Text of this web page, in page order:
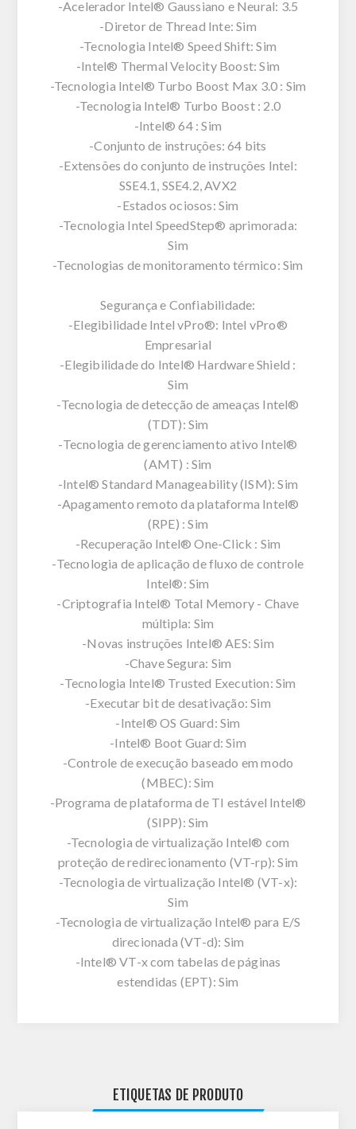
-Acelerador Intel® Gaussiano e Neural: 3.5
-Diretor de Thread Inte: Sim
-Tecnologia Intel® Speed Shift: Sim
-Intel® Thermal Velocity Boost: Sim
-Tecnologia Intel® Turbo Boost Max 3.0 : Sim
-Tecnologia Intel® Turbo Boost : 2.0
-Intel® 64 : Sim
-Conjunto de instruções: 64 bits
-Extensões do conjunto de instruções Intel:
SSE4.1, SSE4.2, AVX2
-Estados ociosos: Sim
-Tecnologia Intel SpeedStep® aprimorada:
Sim
-Tecnologias de monitoramento térmico: Sim
Segurança e Confiabilidade:
-Elegibilidade Intel vPro®: Intel vPro®
Empresarial
-Elegibilidade do Intel® Hardware Shield :
Sim
-Tecnologia de detecção de ameaças Intel®
(TDT): Sim
-Tecnologia de gerenciamento ativo Intel®
(AMT) : Sim
-Intel® Standard Manageability (ISM): Sim
-Apagamento remoto da plataforma Intel®
(RPE) : Sim
-Recuperação Intel® One-Click : Sim
-Tecnologia de aplicação de fluxo de controle
Intel®: Sim
-Criptografia Intel® Total Memory - Chave
múltipla: Sim
-Novas instruções Intel® AES: Sim
-Chave Segura: Sim
-Tecnologia Intel® Trusted Execution: Sim
-Executar bit de desativação: Sim
-Intel® OS Guard: Sim
-Intel® Boot Guard: Sim
-Controle de execução baseado em modo
(MBEC): Sim
-Programa de plataforma de TI estável Intel®
(SIPP): Sim
-Tecnologia de virtualização Intel® com
proteção de redirecionamento (VT-rp): Sim
-Tecnologia de virtualização Intel® (VT-x):
Sim
-Tecnologia de virtualização Intel® para E/S
direcionada (VT-d): Sim
-Intel® VT-x com tabelas de páginas
estendidas (EPT): Sim
ETIQUETAS DE PRODUTO